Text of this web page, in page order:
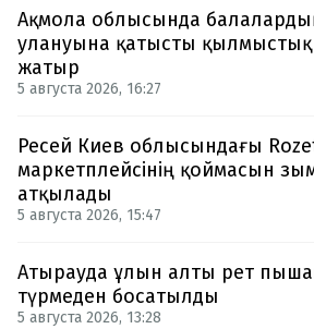
Ақмола облысында
улануына қатысты қылмыстық
жатыр
5 августа 2026, 16:27
Ресей Киев облысындағы
маркетплейсінің қоймасын
атқылады
5 августа 2026, 15:47
Атырауда ұлын алты рет
түрмеден босатылды
5 августа 2026, 13:28